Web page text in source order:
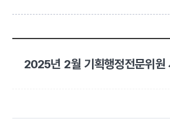
2025년 2월 기획행정전문위원